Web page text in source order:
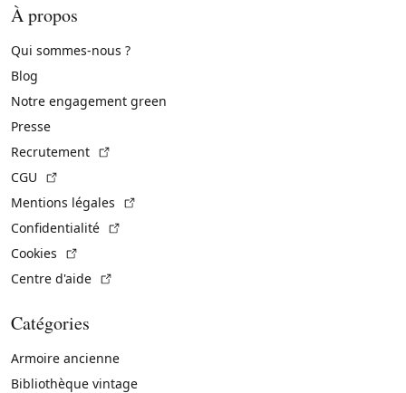
À propos
Qui sommes-nous ?
Blog
Notre engagement green
Presse
Recrutement
CGU
Mentions légales
Confidentialité
Cookies
Centre d'aide
Catégories
Armoire ancienne
Bibliothèque vintage